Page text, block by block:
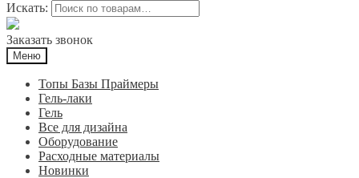
Искать:
Заказать звонок
Меню
Топы Базы Праймеры
Гель-лаки
Гель
Все для дизайна
Оборудование
Расходные материалы
Новинки